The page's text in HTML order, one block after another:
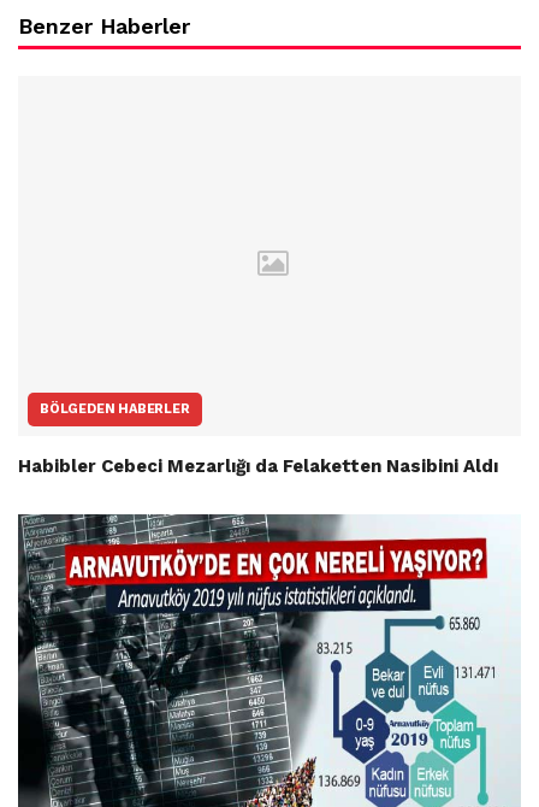
Benzer Haberler
BÖLGEDEN HABERLER
Habibler Cebeci Mezarlığı da Felaketten Nasibini Aldı